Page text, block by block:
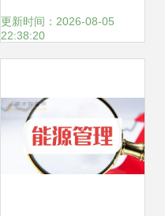
与无果的战略磨合
更新时间：2026-08-05
22:38:20